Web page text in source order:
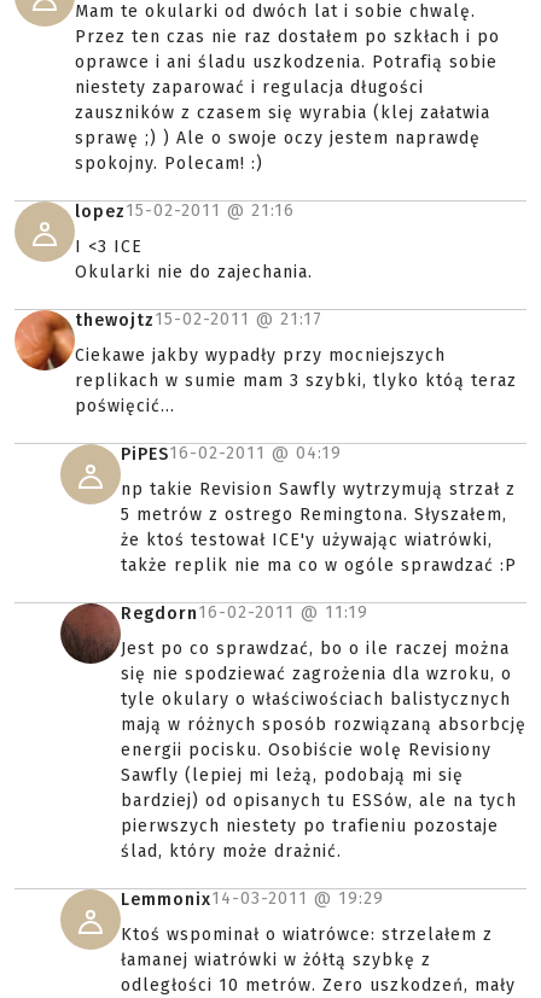
Mam te okularki od dwóch lat i sobie chwalę.
Przez ten czas nie raz dostałem po szkłach i po
oprawce i ani śladu uszkodzenia. Potrafią sobie
niestety zaparować i regulacja długości
zauszników z czasem się wyrabia (klej załatwia
sprawę ;) ) Ale o swoje oczy jestem naprawdę
spokojny. Polecam! :)
lopez15-02-2011 @ 21:16
I <3 ICE
Okularki nie do zajechania.
thewojtz15-02-2011 @ 21:17
Ciekawe jakby wypadły przy mocniejszych
replikach w sumie mam 3 szybki, tlyko któą teraz
poświęcić...
PiPES16-02-2011 @ 04:19
np takie Revision Sawfly wytrzymują strzał z
5 metrów z ostrego Remingtona. Słyszałem,
że ktoś testował ICE'y używając wiatrówki,
także replik nie ma co w ogóle sprawdzać :P
Regdorn16-02-2011 @ 11:19
Jest po co sprawdzać, bo o ile raczej można
się nie spodziewać zagrożenia dla wzroku, o
tyle okulary o właściwościach balistycznych
mają w różnych sposób rozwiązaną absorbcję
energii pocisku. Osobiście wolę Revisiony
Sawfly (lepiej mi leżą, podobają mi się
bardziej) od opisanych tu ESSów, ale na tych
pierwszych niestety po trafieniu pozostaje
ślad, który może drażnić.
Lemmonix14-03-2011 @ 19:29
Ktoś wspominał o wiatrówce: strzelałem z
łamanej wiatrówki w żółtą szybkę z
odległości 10 metrów. Zero uszkodzeń, mały